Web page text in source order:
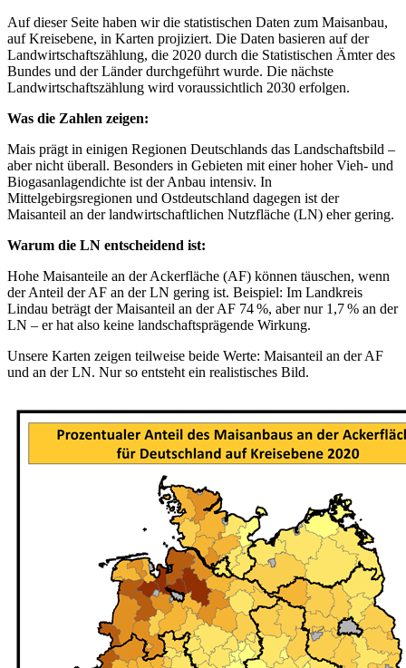
Auf dieser Seite haben wir die statistischen Daten zum Maisanbau,
auf Kreisebene, in Karten projiziert. Die Daten basieren auf der
Landwirtschaftszählung, die 2020 durch die Statistischen Ämter des
Bundes und der Länder durchgeführt wurde. Die nächste
Landwirtschaftszählung wird voraussichtlich 2030 erfolgen.
Was die Zahlen zeigen:
Mais prägt in einigen Regionen Deutschlands das Landschaftsbild –
aber nicht überall. Besonders in Gebieten mit einer hoher Vieh- und
Biogasanlagendichte ist der Anbau intensiv. In
Mittelgebirgsregionen und Ostdeutschland dagegen ist der
Maisanteil an der landwirtschaftlichen Nutzfläche (LN) eher gering.
Warum die LN entscheidend ist:
Hohe Maisanteile an der Ackerfläche (AF) können täuschen, wenn
der Anteil der AF an der LN gering ist. Beispiel: Im Landkreis
Lindau beträgt der Maisanteil an der AF 74 %, aber nur 1,7 % an der
LN – er hat also keine landschaftsprägende Wirkung.
Unsere Karten zeigen teilweise beide Werte: Maisanteil an der AF
und an der LN. Nur so entsteht ein realistisches Bild.